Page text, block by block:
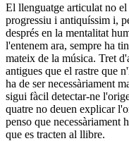
El llenguatge articulat no
progressiu i antiquíssim i,
després en la mentalitat
l'entenem ara, sempre ha
mateix de la música. Tret
antigues que el rastre que
ha de ser necessàriament
sigui fàcil detectar-ne
quatre no deuen explicar
penso que necessàriament
que es tracten al llibre.